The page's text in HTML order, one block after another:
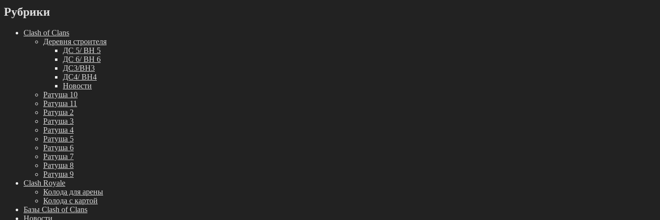
Рубрики
Clash of Clans
Деревня строителя
ДС 5/ BH 5
ДС 6/ BH 6
ДС3/BH3
ДС4/ BH4
Новости
Ратуша 10
Ратуша 11
Ратуша 2
Ратуша 3
Ратуша 4
Ратуша 5
Ратуша 6
Ратуша 7
Ратуша 8
Ратуша 9
Clash Royale
Колода для арены
Колода с картой
Базы Clash of Clans
Новости